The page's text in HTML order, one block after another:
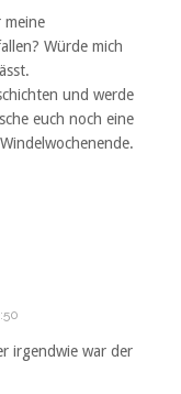
meine
Würde mich
und werde
euch noch eine
irgendwie war der